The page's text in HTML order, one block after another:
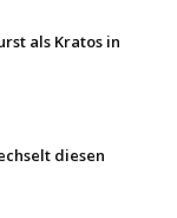
als Kratos in
diesen